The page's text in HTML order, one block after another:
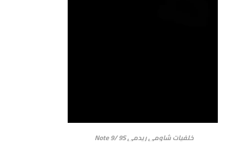
خلفيات شاومي ريدمي Note 9/ 9S